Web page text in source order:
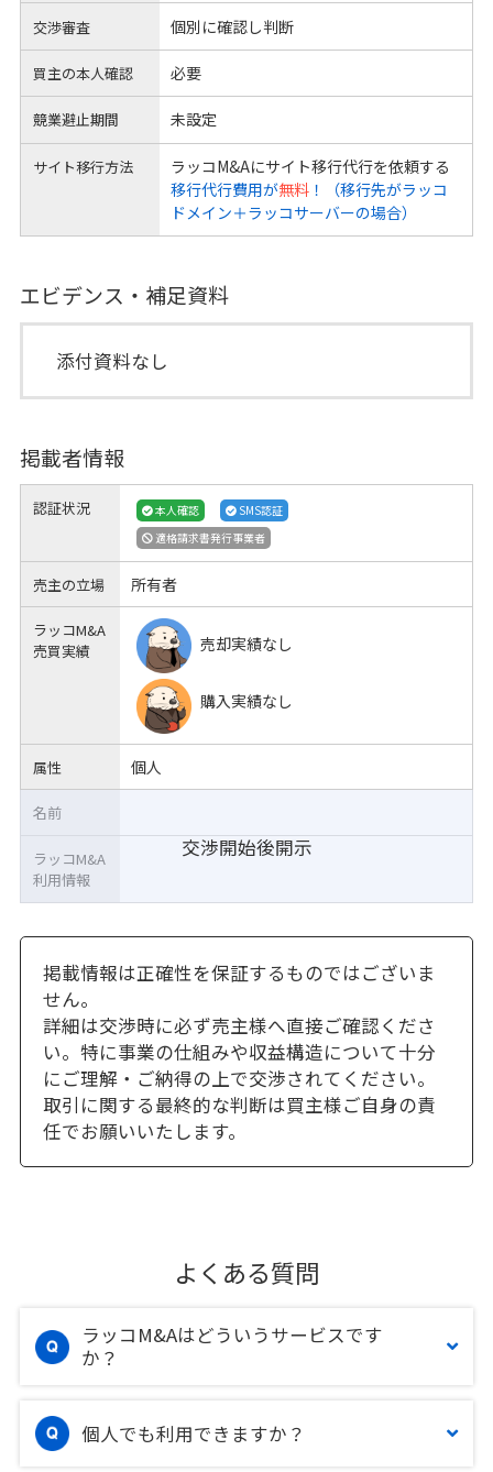
交渉審査 個別に確認し判断
買主の本人確認 必要
競業避止期間 未設定
サイト移行方法
ラッコM&Aにサイト移行代行を依頼する
移行代行費用が無料！（移行先がラッコ
ドメイン＋ラッコサーバーの場合）
エビデンス・補足資料
添付資料なし
掲載者情報
認証状況 本人確認
SMS認証
適格請求書発行事業者
売主の立場 所有者
ラッコM&A
売買実績
売却実績なし
購入実績なし
属性 個人
交渉開始後開示
名前
ラッコM&A
利用情報
掲載情報は正確性を保証するものではございま
せん。
詳細は交渉時に必ず売主様へ直接ご確認くださ
い。特に事業の仕組みや収益構造について十分
にご理解・ご納得の上で交渉されてください。
取引に関する最終的な判断は買主様ご自身の責
任でお願いいたします。
よくある質問
ラッコM&Aはどういうサービスです
か？
個人でも利用できますか？